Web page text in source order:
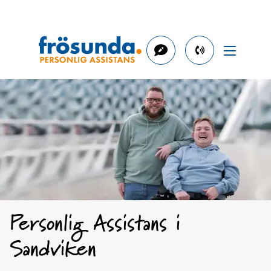
phone
060-
149
470
Personlig Assistans i
Sandviken